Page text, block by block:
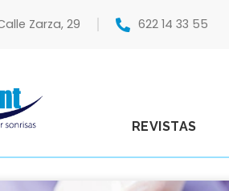
Zarza, 29 622 14 33 55
REVISTAS